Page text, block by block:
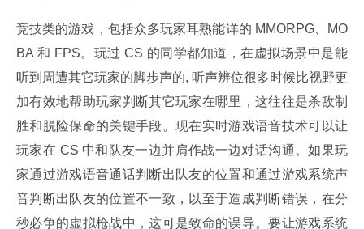
竞技类的游戏，包括众多玩家耳熟能详的 MMORPG、MO
BA 和 FPS。玩过 CS 的同学都知道，在虚拟场景中是能
听到周遭其它玩家的脚步声的, 听声辨位很多时候比视野更
加有效地帮助玩家判断其它玩家在哪里，这往往是杀敌制
胜和脱险保命的关键手段。现在实时游戏语音技术可以让
玩家在 CS 中和队友一边并肩作战一边对话沟通。如果玩
家通过游戏语音通话判断出队友的位置和通过游戏系统声
音判断出队友的位置不一致，以至于造成判断错误，在分
秒必争的虚拟枪战中，这可是致命的误导。要让游戏系统